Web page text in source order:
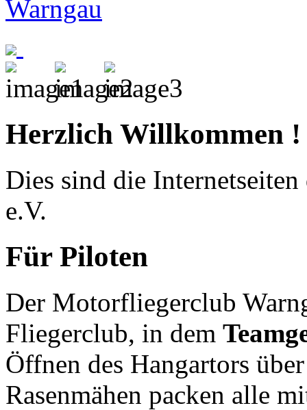
Herzlich Willkommen !
Dies sind die
e.V.
Für Piloten
Der Motorfliegerclub
Fliegerclub, in dem
Öffnen des Hangartors
Rasenmähen packen alle